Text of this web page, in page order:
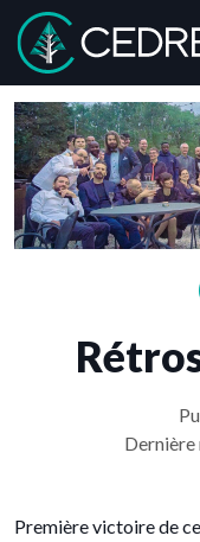
Cedreo
Première victoire de